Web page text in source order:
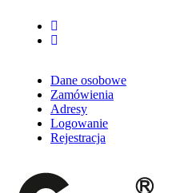
Dane osobowe
Zamówienia
Adresy
Logowanie
Rejestracja